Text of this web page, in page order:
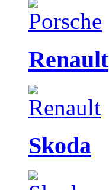
Renault
Skoda